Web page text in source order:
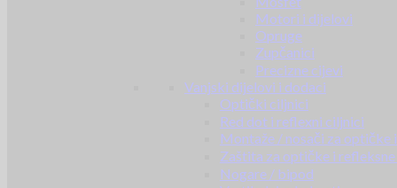
Motori i dijelovi
Opruge
Zupčanici
Precizne cijevi
Vanjski dijelovi i dodaci
Optički ciljnici
Red dot i reflexni ciljnici
Montaže / nosači za optičke
Zaštita za optičke i
Nogare / bipod